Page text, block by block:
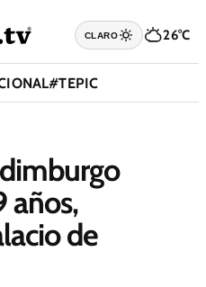
CLARO 26°C
#TEPIC
años,
de